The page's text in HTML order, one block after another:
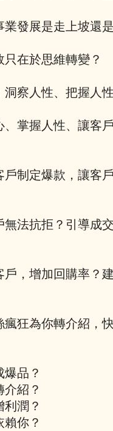
業發展是走上坡還
在於思維轉變？
察人性、把握人
掌握人性、讓客
戶制定爆款，讓客
法抗拒？引導成
戶，增加回購率？
狂為你轉介紹，
品？
紹？
潤？
你？